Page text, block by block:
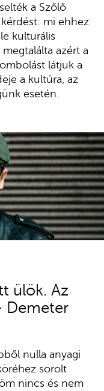
a Szőlő
mi ehhez
kulturális
azért a
látjuk a
a kultúra, az
esetén.
ülök. Az
Demeter
nulla anyagi
sorolt
nincs és nem